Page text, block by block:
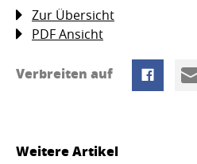
Zur Übersicht
PDF Ansicht
Verbreiten auf
Weitere Artikel